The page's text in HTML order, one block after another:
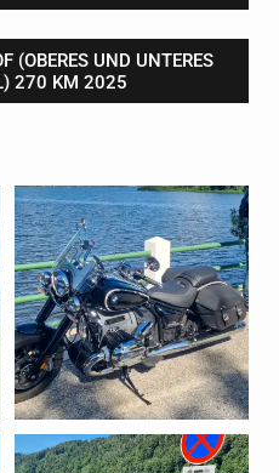
(OBERES UND UNTERES
270 KM 2025